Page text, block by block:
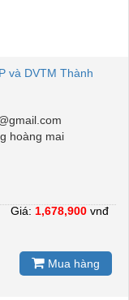
và DVTM Thành
hoàng mai
Giá: 1,678,900 vnđ
Mua hàng